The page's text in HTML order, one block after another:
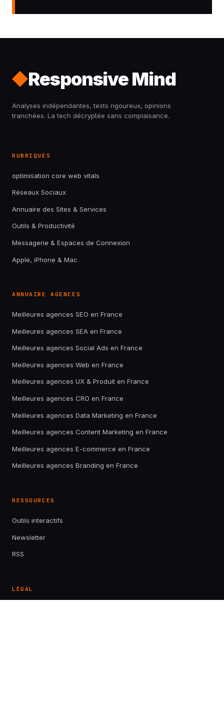
Responsive Mind
Analyses indépendantes, tests rigoureux, opinions
tranchées. La tech décryptée sans complaisance.
RUBRIQUES
optimisation core web vitals
Réseaux Sociaux
Annuaire des Sites & Services
Outils & Productivité
Messagerie & Espaces de Connexion
Apple, iPhone & Mac
ANNUAIRE AGENCES
Meilleures agences SEO en France
Meilleures agences SEA en France
Meilleures agences Social Ads en France
Meilleures agences Web en France
Meilleures agences UX & Produit en France
Meilleures agences CRO en France
Meilleures agences Data Marketing en France
Meilleures agences Content Marketing en France
Meilleures agences E-commerce en France
Meilleures agences Branding en France
RESSOURCES
Outils interactifs
Newsletter
RSS
LÉGAL